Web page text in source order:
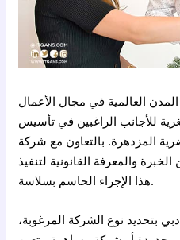
العالمية في مجال الأعمال
للأجانب الراغبين في تأسيس
المزدهرة. بالتعاون مع شركة
والمعرفة القانونية لتنفيذ
هذا الإجراء الحاسم بسلاسة.
بتحديد نوع الشركة المرغوبة،